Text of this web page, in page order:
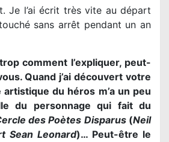
Je l’ai écrit très vite au départ
sans arrêt pendant un an
comment l’expliquer, peut-
Quand j’ai découvert votre
du héros m’a un peu
du personnage qui fait du
des Poètes Disparus(Neil
Sean Leonard)… Peut-être le